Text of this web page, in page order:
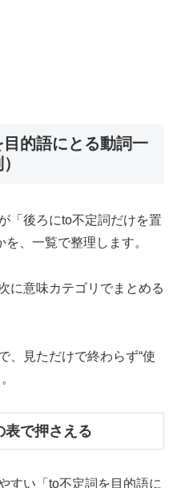
的語にとる動詞一
「後ろにto不定詞だけを置
、一覧で整理します。
に意味カテゴリでまとめる
、見ただけで終わらず“使
表で押さえる
すい「to不定詞を目的語に